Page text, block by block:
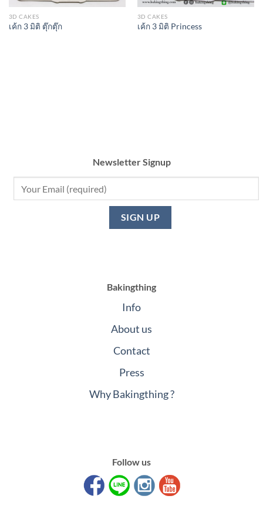
3D CAKES
เค้ก 3 มิติ ตุ๊กตุ๊ก
3D CAKES
เค้ก 3 มิติ Princess
Newsletter Signup
Bakingthing
Info
About us
Contact
Press
Why Bakingthing ?
Follow us